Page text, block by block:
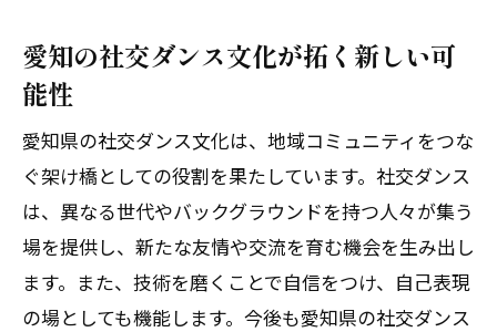
愛知の社交ダンス文化が拓く新しい可
能性
愛知県の社交ダンス文化は、地域コミュニティをつな
ぐ架け橋としての役割を果たしています。社交ダンス
は、異なる世代やバックグラウンドを持つ人々が集う
場を提供し、新たな友情や交流を育む機会を生み出し
ます。また、技術を磨くことで自信をつけ、自己表現
の場としても機能します。今後も愛知県の社交ダンス